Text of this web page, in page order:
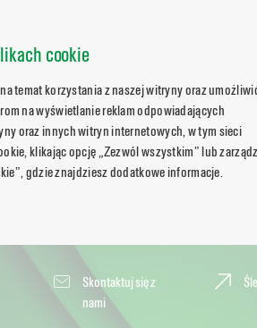
cookie
temat korzystania z naszej witryny oraz
na wyświetlanie reklam odpowiadających
oraz innych witryn internetowych, w tym sieci
klikając opcję „Zezwól wszystkim” lub
gdzie znajdziesz dodatkowe informacje.
Skontaktuj się z
nami